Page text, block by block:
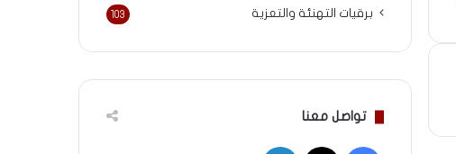
برقيات التهنئة والتعزية 103
تواصل معنا